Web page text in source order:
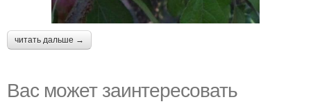
читать дальше →
Вас может заинтересовать